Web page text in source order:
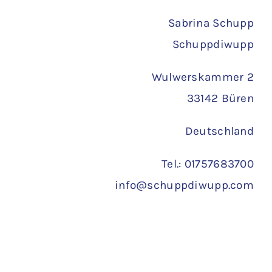
Sabrina Schupp
Schuppdiwupp
Wulwerskammer 2
33142 Büren
Deutschland
Tel.: 01757683700
info@schuppdiwupp.com